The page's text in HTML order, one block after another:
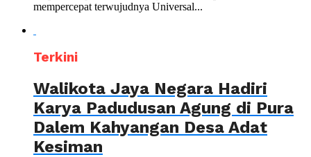
mempercepat terwujudnya Universal...
Terkini
Walikota Jaya Negara Hadiri
Karya Padudusan Agung di Pura
Dalem Kahyangan Desa Adat
Kesiman